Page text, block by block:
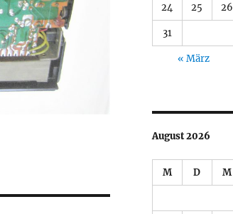
24 25 26
31
« März
August 2026
M D M